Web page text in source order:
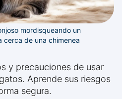
mordisqueando un
de una chimenea
y precauciones de usar
Aprende sus riesgos
segura.